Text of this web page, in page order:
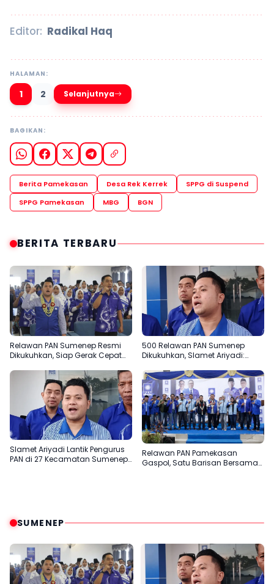
Editor: Radikal Haq
HALAMAN:
1 2 Selanjutnya
BAGIKAN:
Berita Pamekasan Desa Rek Kerrek
SPPG di Suspend
SPPG Pamekasan
MBG BGN
BERITA TERBARU
Relawan PAN Sumenep Resmi
Dikukuhkan, Siap Gerak Cepat
500 Relawan PAN Sumenep
Dikukuhkan, Slamet Ariyadi:
Slamet Ariyadi Lantik Pengurus
PAN di 27 Kecamatan Sumenep,
Relawan PAN Pamekasan
Gaspol, Satu Barisan Bersama
SUMENEP